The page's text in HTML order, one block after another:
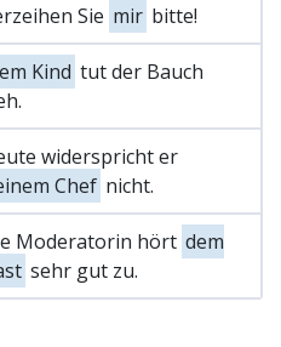
Sie mir bitte!
Kind tut der Bauch
widerspricht er
Chef nicht.
Moderatorin hört dem
sehr gut zu.